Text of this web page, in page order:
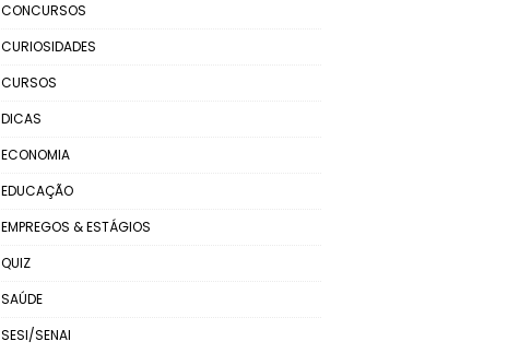
CONCURSOS
CURIOSIDADES
CURSOS
DICAS
ECONOMIA
EDUCAÇÃO
EMPREGOS & ESTÁGIOS
QUIZ
SAÚDE
SESI/SENAI